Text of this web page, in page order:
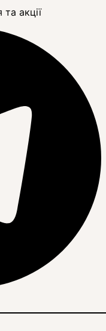
акції